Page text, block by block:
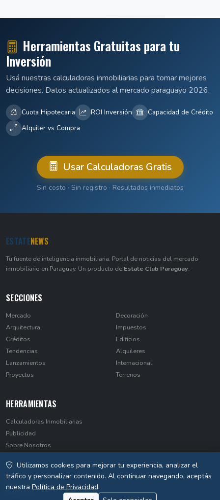
Herramientas Gratuitas para tu
Inversión
Usá nuestras calculadoras inmobiliarias para tomar mejores
decisiones. Datos actualizados al mercado paraguayo 2026.
Cuota Hipotecaria ROI Inversión
Capacidad de Crédito
Alquiler vs Compra
Usar Calculadoras Gratis
Sin costo · Sin registro · Resultados inmediatos
ESTATENEWS
Tu fuente de inteligencia inmobiliaria. Portal de noticias del mercado
inmobiliario en Paraguay. Un producto de Estate Club Paraguay.
SECCIONES
Mercado
Arquitectura
Créditos
Tendencias
Lanzamientos
Proyectos
Decoración
Impuestos
Edificios
Alquileres
Internacional
Terrenos
HERRAMIENTAS
Calculadoras Inmobiliarias
Publicidad
Sobre Nosotros
Privacidad
Utilizamos cookies para mejorar tu experiencia, analizar el
tráfico y personalizar contenido. Al continuar navegando, aceptás
nuestra Política de Privacidad.